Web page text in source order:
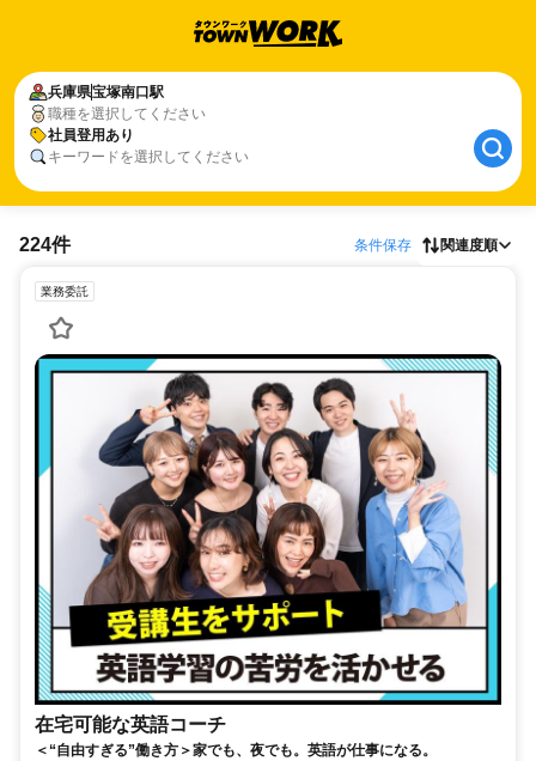
兵庫県宝塚南口駅
職種を選択してください
社員登用あり
キーワードを選択してください
224件 条件保存 関連度順
業務委託
在宅可能な英語コーチ
＜“自由すぎる”働き方＞家でも、夜でも。英語が仕事になる。